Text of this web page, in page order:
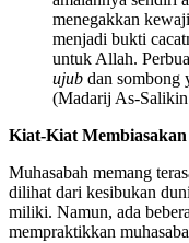
menegakkan
menjadi bukti
untuk Allah.
ujub dan sombong
(Madarij As-
Kiat-Kiat
Muhasabah memang
dilihat dari kesibukan
miliki. Namun, ada
mempraktikkan